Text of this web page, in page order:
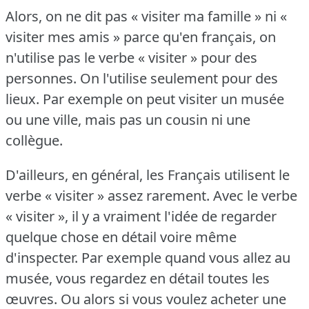
Alors, on ne dit pas « visiter ma famille » ni «
visiter mes amis » parce qu'en français, on
n'utilise pas le verbe « visiter » pour des
personnes. On l'utilise seulement pour des
lieux. Par exemple on peut visiter un musée
ou une ville, mais pas un cousin ni une
collègue.
D'ailleurs, en général, les Français utilisent le
verbe « visiter » assez rarement. Avec le verbe
« visiter », il y a vraiment l'idée de regarder
quelque chose en détail voire même
d'inspecter. Par exemple quand vous allez au
musée, vous regardez en détail toutes les
œuvres. Ou alors si vous voulez acheter une